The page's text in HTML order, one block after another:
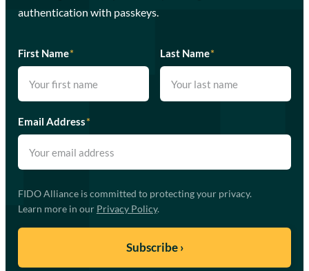
authentication with passkeys.
First Name* Last Name*
Email Address*
FIDO Alliance is committed to protecting your privacy.
Learn more in our Privacy Policy.